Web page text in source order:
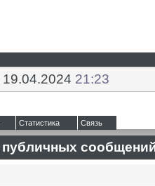
19.04.2024 21:23
Статистика Связь
публичных